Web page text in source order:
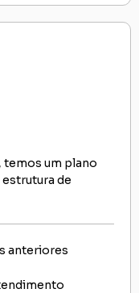
temos um plano
de
anteriores